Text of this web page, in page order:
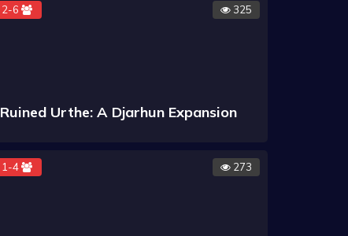
2-6 325
Ruined Urthe: A Djarhun Expansion
1-4 273